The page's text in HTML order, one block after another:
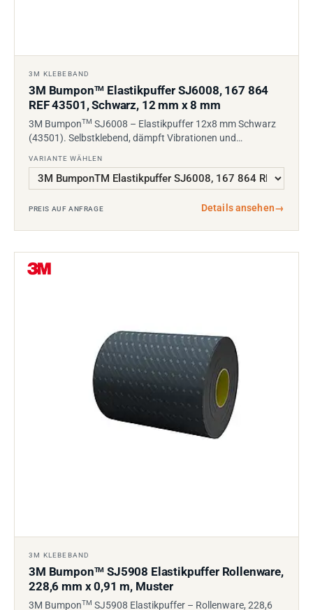
3M KLEBEBAND
3M BumponTM Elastikpuffer SJ6008, 167 864
REF 43501, Schwarz, 12 mm x 8 mm
3M BumponTM SJ6008 – Elastikpuffer 12x8 mm Schwarz
(43501). Selbstklebend, dämpft Vibrationen und…
VARIANTE WÄHLEN
PREIS AUF ANFRAGE Details ansehen→
3M KLEBEBAND
3M BumponTM SJ5908 Elastikpuffer Rollenware,
228,6 mm x 0,91 m, Muster
3M BumponTM SJ5908 Elastikpuffer – Rollenware, 228,6